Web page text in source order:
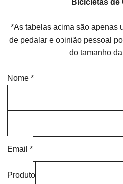
Bicicletas de
*As tabelas acima são apenas
de pedalar e opinião pessoal
do tamanho
Nome *
Email *
Produto